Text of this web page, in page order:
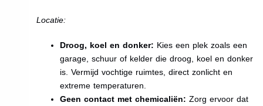
Locatie:
Droog, koel en donker: Kies een plek zoals een
garage, schuur of kelder die droog, koel en donker
is. Vermijd vochtige ruimtes, direct zonlicht en
extreme temperaturen.
Geen contact met chemicaliën: Zorg ervoor dat